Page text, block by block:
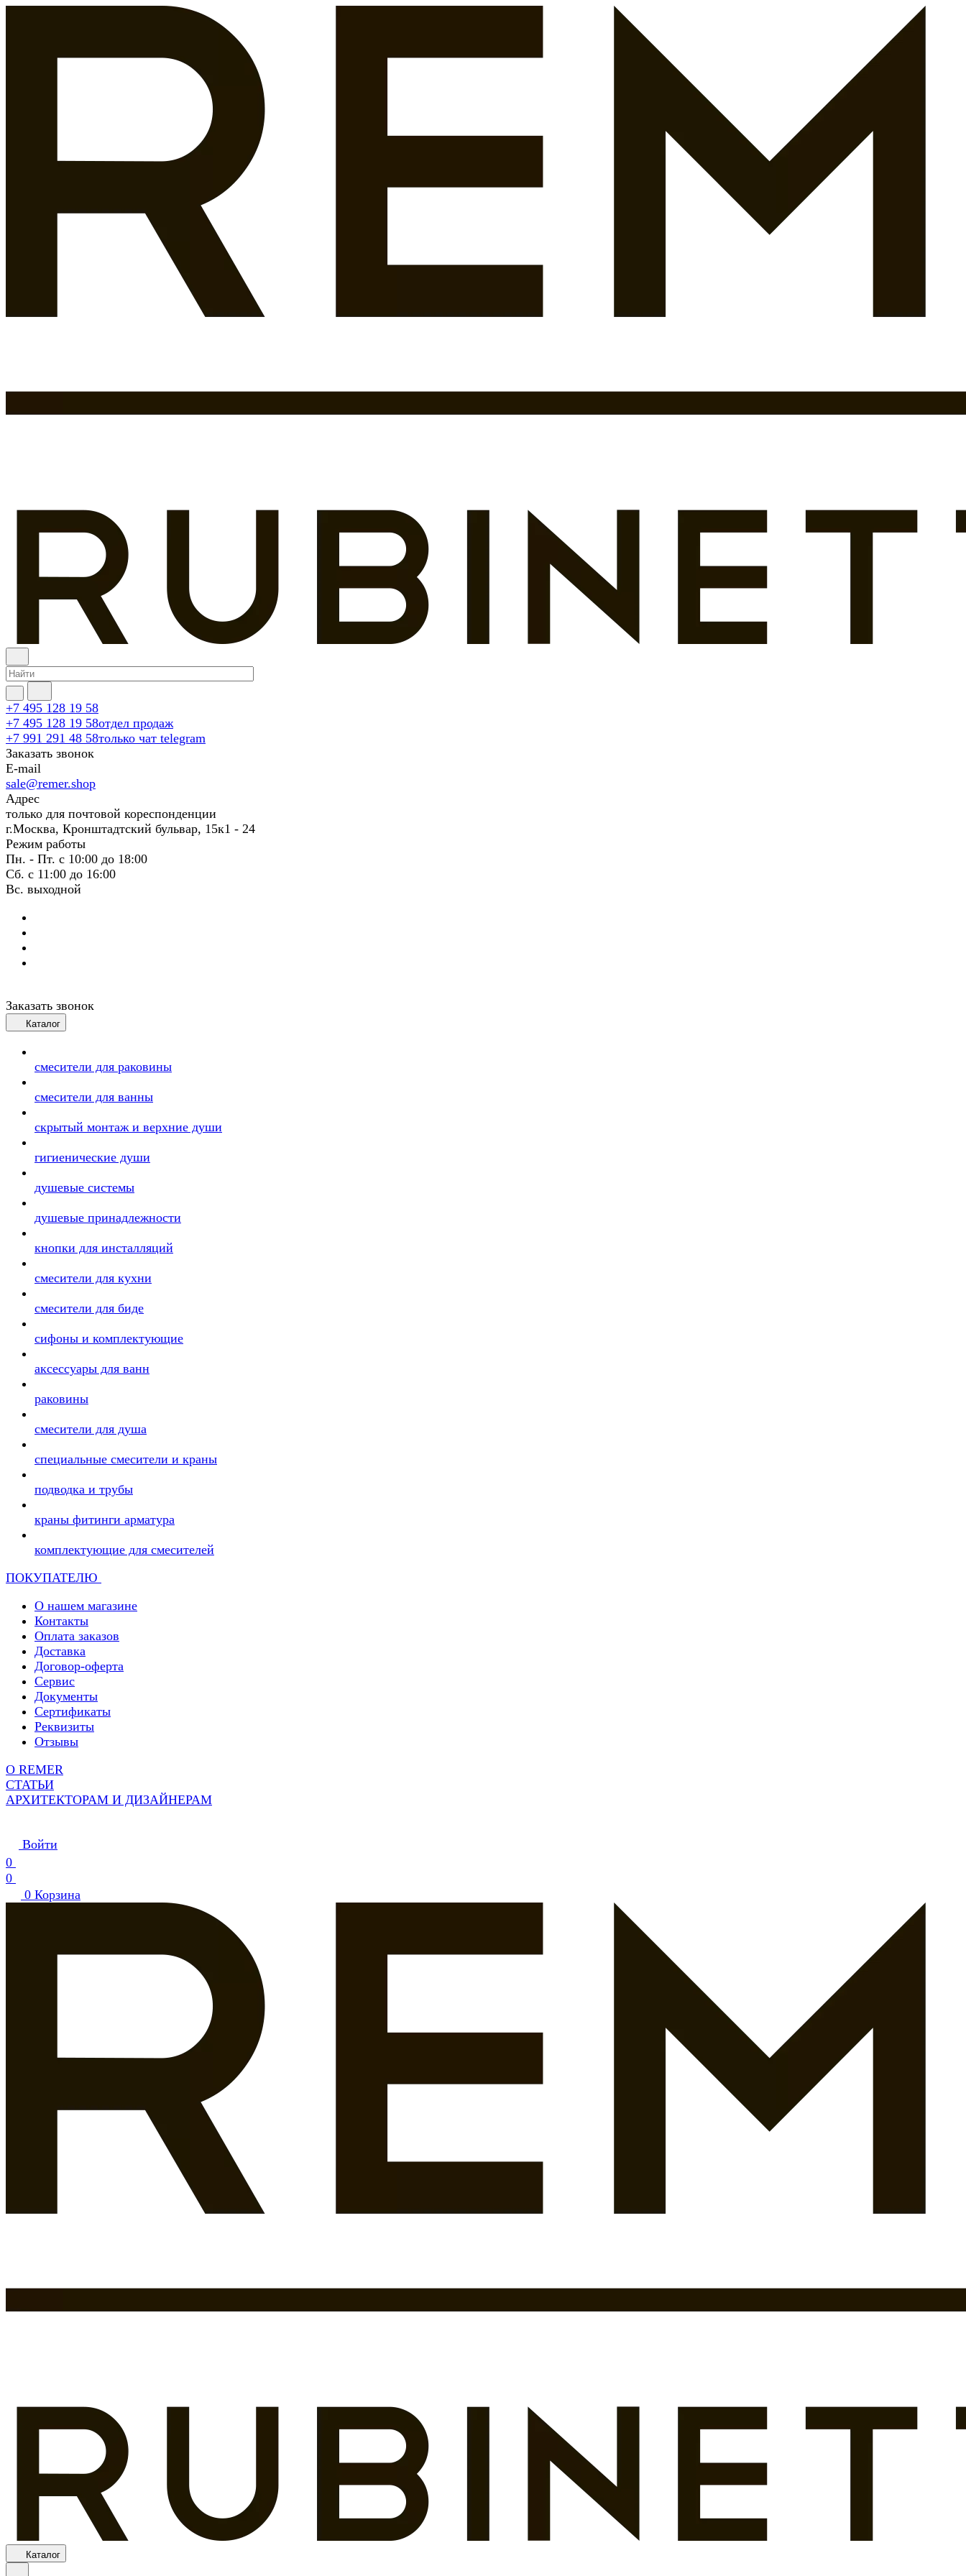
+7 495 128 19 58
+7 495 128 19 58отдел продаж
+7 991 291 48 58только чат telegram
Заказать звонок
E-mail
sale@remer.shop
Адрес
только для почтовой кореспонденции
г.Москва, Кронштадтский бульвар, 15к1 - 24
Режим работы
Пн. - Пт. с 10:00 до 18:00
Сб. с 11:00 до 16:00
Вс. выходной
Заказать звонок
Каталог
смесители для раковины
смесители для ванны
скрытый монтаж и верхние души
гигиенические души
душевые системы
душевые принадлежности
кнопки для инсталляций
смесители для кухни
смесители для биде
сифоны и комплектующие
аксессуары для ванн
раковины
смесители для душа
специальные смесители и краны
подводка и трубы
краны фитинги арматура
комплектующие для смесителей
ПОКУПАТЕЛЮ
О нашем магазине
Контакты
Оплата заказов
Доставка
Договор-оферта
Сервис
Документы
Сертификаты
Реквизиты
Отзывы
О REMER
СТАТЬИ
АРХИТЕКТОРАМ И ДИЗАЙНЕРАМ
Войти
0
0
0 Корзина
Каталог